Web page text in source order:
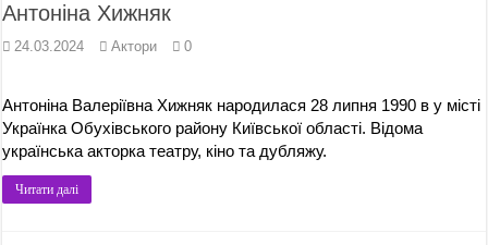
Антоніна Хижняк
24.03.2024 Актори 0
Антоніна Валеріївна Хижняк народилася 28 липня 1990 в у місті
Українка Обухівського району Київської області. Відома
українська акторка театру, кіно та дубляжу.
Читати далі